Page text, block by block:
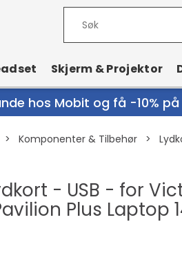
Skjerm & Projektor
hos Mobit og få -10%
> Komponenter & Tilbehør >
- USB - for
Plus Laptop